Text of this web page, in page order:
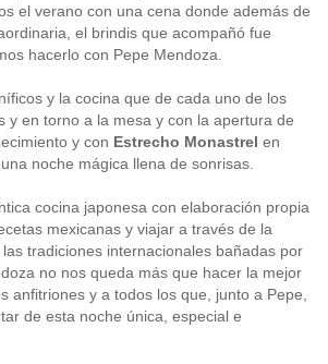
(1)
el verano con una cena donde además de
el brindis que acompañó fue
hacerlo con Pepe Mendoza.
y la cocina que de cada uno de los
y en torno a la mesa y con la apertura de
y con Estrecho Monastrel en
noche mágica llena de sonrisas.
cocina japonesa con elaboración propia
mexicanas y viajar a través de la
tradiciones internacionales bañadas por
no nos queda más que hacer la mejor
anfitriones y a todos los que, junto a Pepe,
de esta noche única, especial e